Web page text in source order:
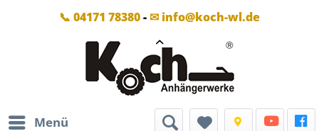
📞 04171 78380- ✉ info@koch-wl.de
Menü